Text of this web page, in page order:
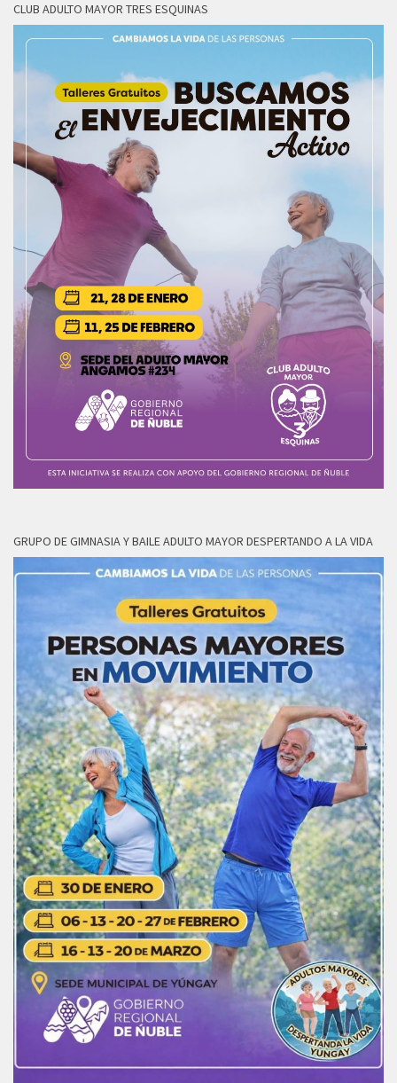
CLUB ADULTO MAYOR TRES ESQUINAS
GRUPO DE GIMNASIA Y BAILE ADULTO MAYOR DESPERTANDO A LA VIDA